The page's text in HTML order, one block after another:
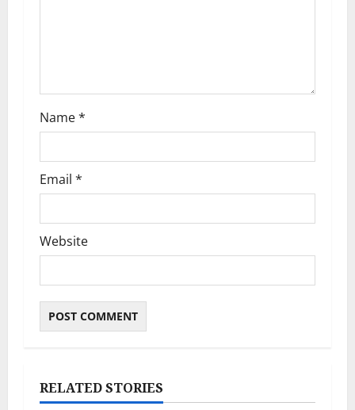
Name*
Email *
Website
RELATED STORIES